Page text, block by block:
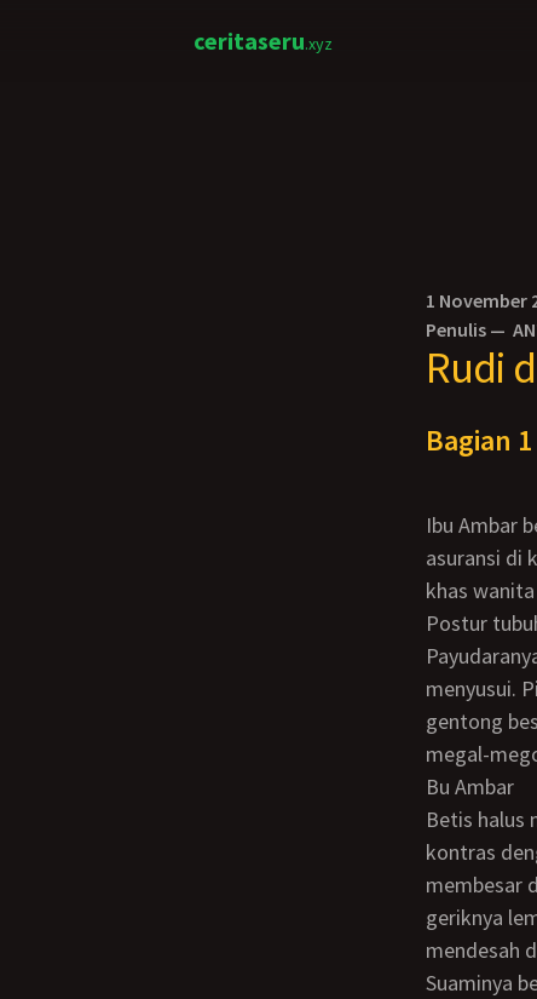
ceritaseru.xyz
1 November
Penulis —
Rudi
Bagian
Ibu Ambar berusia 47 tahun, pekerjaannya sebagai manajer di salah satu perusahaan
asuransi di
khas
Postur
Payudaranya besar, mengkal, meski agak turun menyerupai buah kelapa karena
menyusui.
gentong
megal-
Bu Ambar
Betis halus mulus berbentuk bulir padi yang berisi ditumbuhi bulu-bulu halus yang
kontras
membesar
geriknya
mendesah
Suaminya bernama Pak Widyo, berumur 53 tahun dan bekerja di perusahaan minyak